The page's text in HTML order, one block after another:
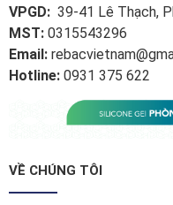
VPGD: 39-41 Lê Thạch,
MST: 0315543296
Email:
Hotline: 0931 375 622
VỀ CHÚNG TÔI